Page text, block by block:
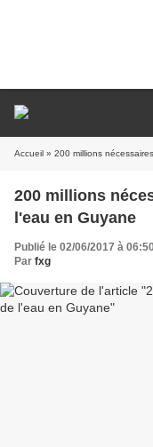
Accueil » 200 millions
200 millions
l'eau en Guyane
Publié le 02/06/2017 à
Par fxg